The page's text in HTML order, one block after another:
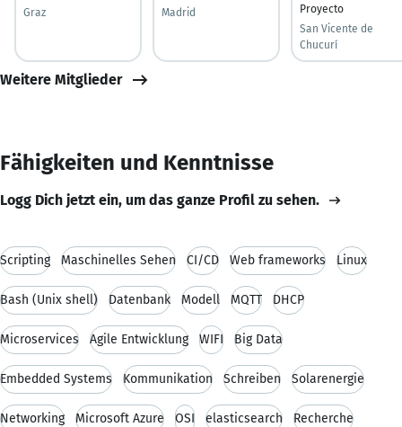
Graz
Madrid
Proyecto
San Vicente de
Chucurí
Weitere Mitglieder
Fähigkeiten und Kenntnisse
Logg Dich jetzt ein, um das ganze Profil zu sehen.
Scripting Maschinelles Sehen CI/CD Web frameworks Linux
Bash (Unix shell) Datenbank Modell MQTT DHCP
Microservices Agile Entwicklung WIFI Big Data
Embedded Systems Kommunikation Schreiben Solarenergie
Networking Microsoft Azure OSI elasticsearch Recherche